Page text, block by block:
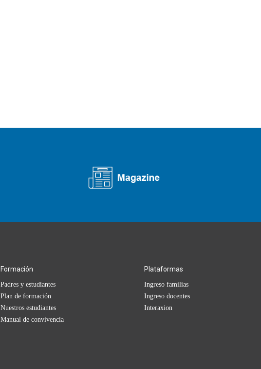
Formación
Padres y estudiantes
Plan de formación
Nuestros estudiantes
Manual de convivencia
Plataformas
Ingreso familias
Ingreso docentes
Interaxion